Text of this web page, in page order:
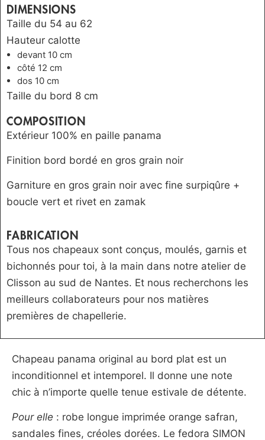
DIMENSIONS
Taille du 54 au 62
Hauteur calotte
devant 10 cm
côté 12 cm
dos 10 cm
Taille du bord 8 cm
COMPOSITION
Extérieur 100% en paille panama
Finition bord bordé en gros grain noir
Garniture en gros grain noir avec fine surpiqûre +
boucle vert et rivet en zamak
FABRICATION
Tous nos chapeaux sont conçus, moulés, garnis et
bichonnés pour toi, à la main dans notre atelier de
Clisson au sud de Nantes. Et nous recherchons les
meilleurs collaborateurs pour nos matières
premières de chapellerie.
Chapeau panama original au bord plat est un
inconditionnel et intemporel. Il donne une note
chic à n’importe quelle tenue estivale de détente.
Pour elle : robe longue imprimée orange safran,
sandales fines, créoles dorées. Le fedora SIMON